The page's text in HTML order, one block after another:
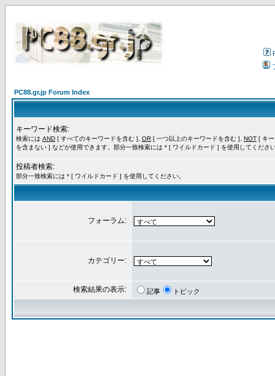
PC88.gr.jp Forum Index
キーワード検索:
検索には AND [ すべてのキーワードを含む ], OR [ 一つ以上のキーワードを含む ], NOT [ キ
を含まない ] などが使用できます。部分一致検索には * [ ワイルドカード ] を使用してくださ
投稿者検索:
部分一致検索には * [ ワイルドカード ] を使用してください。
フォーラム:
カテゴリー:
検索結果の表示: 記事 トピック